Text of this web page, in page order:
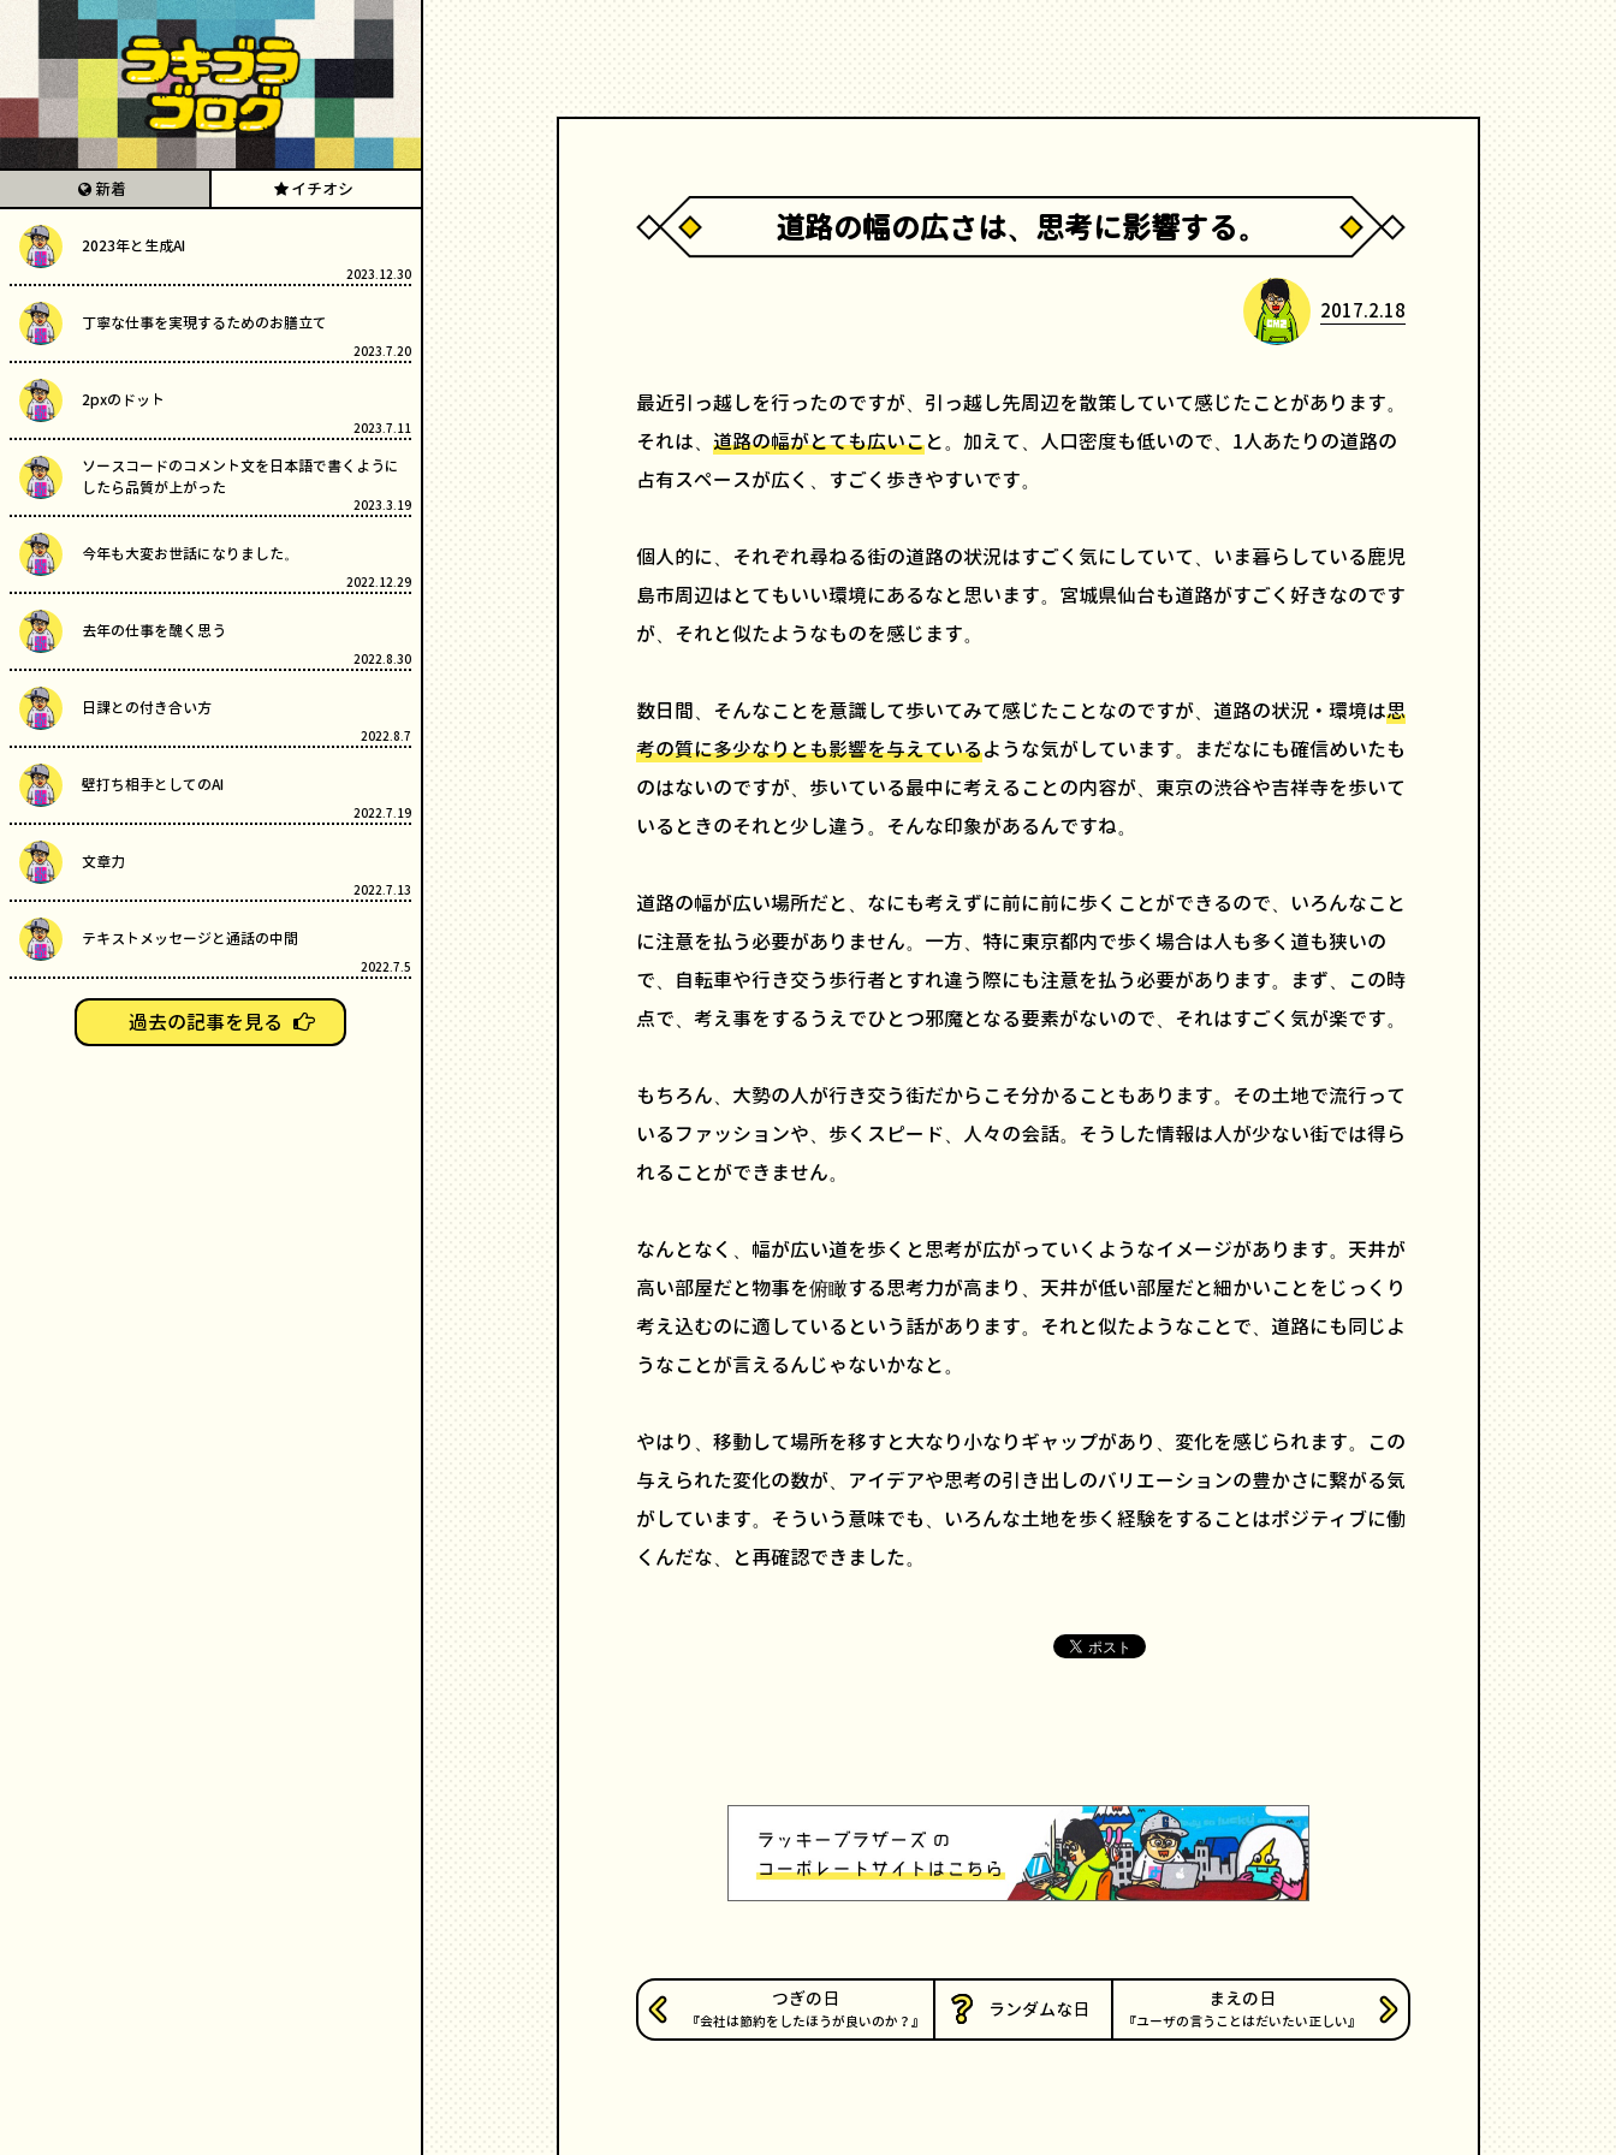
道路の幅の広さは、思考に影響する。
2017.2.18
最近引っ越しを行ったのですが、引っ越し先周辺を散策していて感じたことがあります。
それは、 道路の幅がとても広いこと。加えて、人口密度も低いので、1人あたりの道路の
占有スペースが広く、すごく歩きやすいです。
個人的に、それぞれ尋ねる街の道路の状況はすごく気にしていて、いま暮らしている鹿児
島市周辺はとてもいい環境にあるなと思います。宮城県仙台も道路がすごく好きなのです
が、それと似たようなものを感じます。
数日間、そんなことを意識して歩いてみて感じたことなのですが、道路の状況・環境は思
考の質に多少なりとも影響を与えているような気がしています。まだなにも確信めいたも
のはないのですが、歩いている最中に考えることの内容が、東京の渋谷や吉祥寺を歩いて
いるときのそれと少し違う。そんな印象があるんですね。
道路の幅が広い場所だと、なにも考えずに前に前に歩くことができるので、いろんなこと
に注意を払う必要がありません。一方、特に東京都内で歩く場合は人も多く道も狭いの
で、自転車や行き交う歩行者とすれ違う際にも注意を払う必要があります。まず、この時
点で、考え事をするうえでひとつ邪魔となる要素がないので、それはすごく気が楽です。
もちろん、大勢の人が行き交う街だからこそ分かることもあります。その土地で流行って
いるファッションや、歩くスピード、人々の会話。そうした情報は人が少ない街では得ら
れることができません。
なんとなく、幅が広い道を歩くと思考が広がっていくようなイメージがあります。天井が
高い部屋だと物事を俯瞰する思考力が高まり、天井が低い部屋だと細かいことをじっくり
考え込むのに適しているという話があります。それと似たようなことで、道路にも同じよ
うなことが言えるんじゃないかなと。
やはり、移動して場所を移すと大なり小なりギャップがあり、変化を感じられます。この
与えられた変化の数が、アイデアや思考の引き出しのバリエーションの豊かさに繋がる気
がしています。そういう意味でも、いろんな土地を歩く経験をすることはポジティブに働
くんだな、と再確認できました。
つぎの日
会社は節約をしたほうが良いのか？
ランダムな日 まえの日
ユーザの言うことはだいたい正しい
新着 イチオシ
2023年と生成AI
2023.12.30
丁寧な仕事を実現するためのお膳立て
2023.7.20
2pxのドット
2023.7.11
ソースコードのコメント文を日本語で書くように
したら品質が上がった
2023.3.19
今年も大変お世話になりました。
2022.12.29
去年の仕事を醜く思う
2022.8.30
日課との付き合い方
2022.8.7
壁打ち相手としてのAI
2022.7.19
文章力
2022.7.13
テキストメッセージと通話の中間
2022.7.5
過去の記事を見る